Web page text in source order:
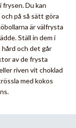
frysen. Du kan
på så sätt göra
är välfrysta
Ställ in dem i
och det går
av de frysta
riven vit choklad
med kokos